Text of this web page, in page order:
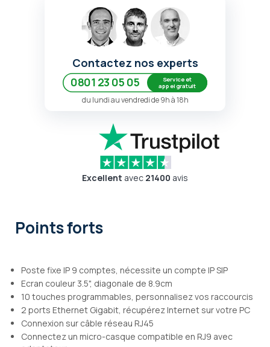
Contactez nos experts
0801 23 05 05
Service et
appel gratuit
du lundi au vendredi de 9h à 18h
Excellent avec 21400 avis
Points forts
Poste fixe IP 9 comptes, nécessite un compte IP SIP
Ecran couleur 3.5", diagonale de 8.9cm
10 touches programmables, personnalisez vos raccourcis
2 ports Ethernet Gigabit, récupérez Internet sur votre PC
Connexion sur câble réseau RJ45
Connectez un micro-casque compatible en RJ9 avec